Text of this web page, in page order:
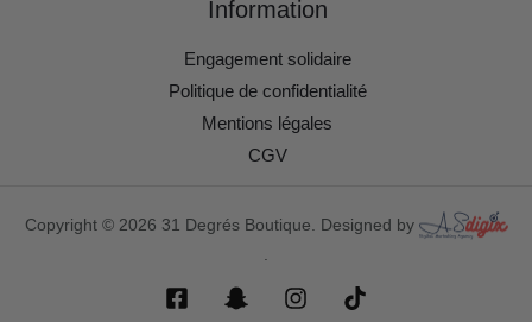
Information
Engagement solidaire
Politique de confidentialité
Mentions légales
CGV
Copyright © 2026 31 Degrés Boutique. Designed by
.